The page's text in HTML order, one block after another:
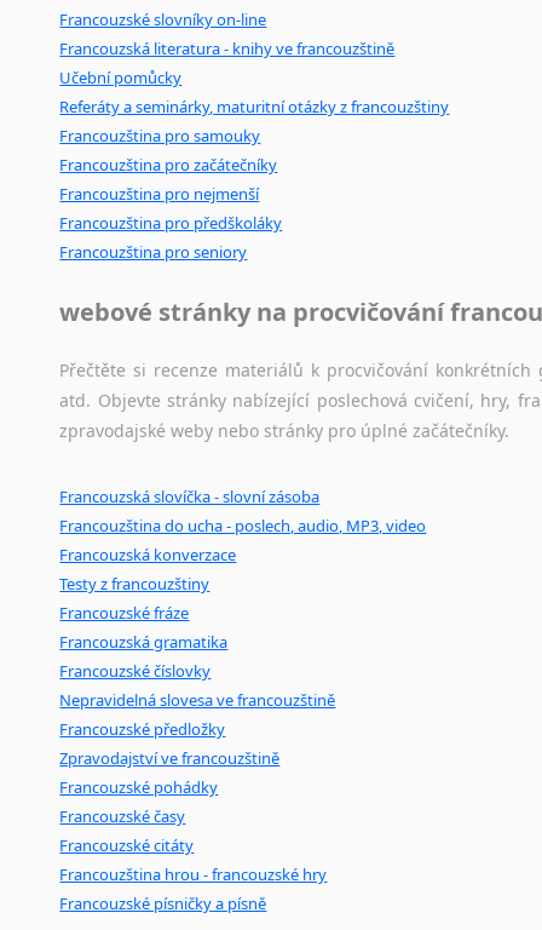
Francouzské slovníky on-line
Francouzská literatura - knihy ve francouzštině
Učební pomůcky
Referáty a seminárky, maturitní otázky z francouzštiny
Francouzština pro samouky
Francouzština pro začátečníky
Francouzština pro nejmenší
Francouzština pro předškoláky
Francouzština pro seniory
webové stránky na procvičování
Přečtěte si recenze materiálů k procvičování
atd. Objevte stránky nabízející poslechová cvičení, hry,
zpravodajské weby nebo stránky pro úplné začátečníky.
Francouzská slovíčka - slovní zásoba
Francouzština do ucha - poslech, audio, MP3, video
Francouzská konverzace
Testy z francouzštiny
Francouzské fráze
Francouzská gramatika
Francouzské číslovky
Nepravidelná slovesa ve francouzštině
Francouzské předložky
Zpravodajství ve francouzštině
Francouzské pohádky
Francouzské časy
Francouzské citáty
Francouzština hrou - francouzské hry
Francouzské písničky a písně